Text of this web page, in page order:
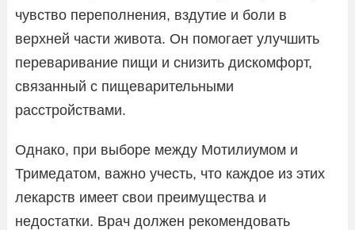
чувство переполнения, вздутие и боли в
верхней части живота. Он помогает улучшить
переваривание пищи и снизить дискомфорт,
связанный с пищеварительными
расстройствами.
Однако, при выборе между Мотилиумом и
Тримедатом, важно учесть, что каждое из этих
лекарств имеет свои преимущества и
недостатки. Врач должен рекомендовать